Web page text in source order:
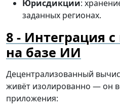
Юрисдикции:
заданных регионах.
Интеграция
на базе ИИ
Децентрализованный
живёт изолированно — он
приложения: